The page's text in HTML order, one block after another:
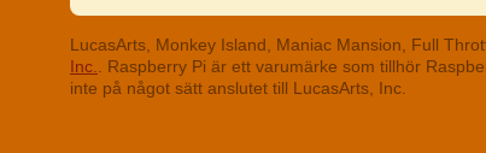
LucasArts, Monkey Island, Maniac Mansion, Full
Inc.
. Raspberry Pi är ett varumärke som tillhör
inte på något sätt anslutet till LucasArts, Inc.